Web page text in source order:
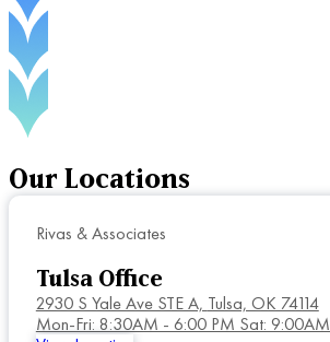
Our Locations
Rivas & Associates
Tulsa Office
2930 S Yale Ave STE A, Tulsa, OK 74114
Mon-Fri: 8:30AM - 6:00 PM Sat: